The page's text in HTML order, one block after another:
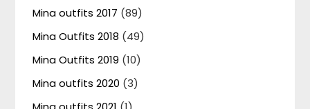
Mina outfits 2017 (89)
Mina Outfits 2018 (49)
Mina Outfits 2019 (10)
Mina outfits 2020 (3)